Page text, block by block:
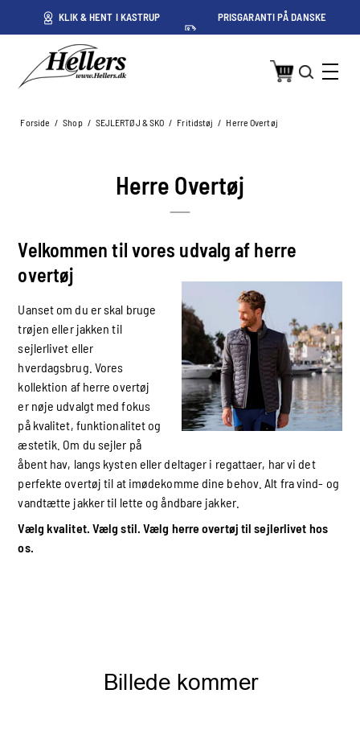
KLIK & HENT I KASTRUP PRISGARANTI PÅ DANSKE
Forside / Shop / SEJLERTØJ & SKO / Fritidstøj / Herre Overtøj
Herre Overtøj
Velkommen til vores udvalg af herre
overtøj
Uanset om du er skal bruge
trøjen eller jakken til
sejlerlivet eller
hverdagsbrug. Vores
kollektion af herre overtøj
er nøje udvalgt med fokus
på kvalitet, funktionalitet og
æstetik. Om du sejler på
åbent hav, langs kysten eller deltager i regattaer, har vi det
perfekte overtøj til at imødekomme dine behov. Alt fra vind- og
vandtætte jakker til lette og åndbare jakker.
Vælg kvalitet. Vælg stil. Vælg herre overtøj til sejlerlivet hos
os.